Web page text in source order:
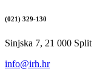
(021) 329-130
Sinjska 7, 21 000 Split
info@irh.hr